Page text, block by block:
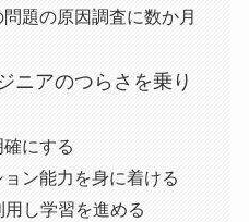
題の原因調査に数か月
ニアのつらさを乗り
にする
ン能力を身に着ける
し学習を進める